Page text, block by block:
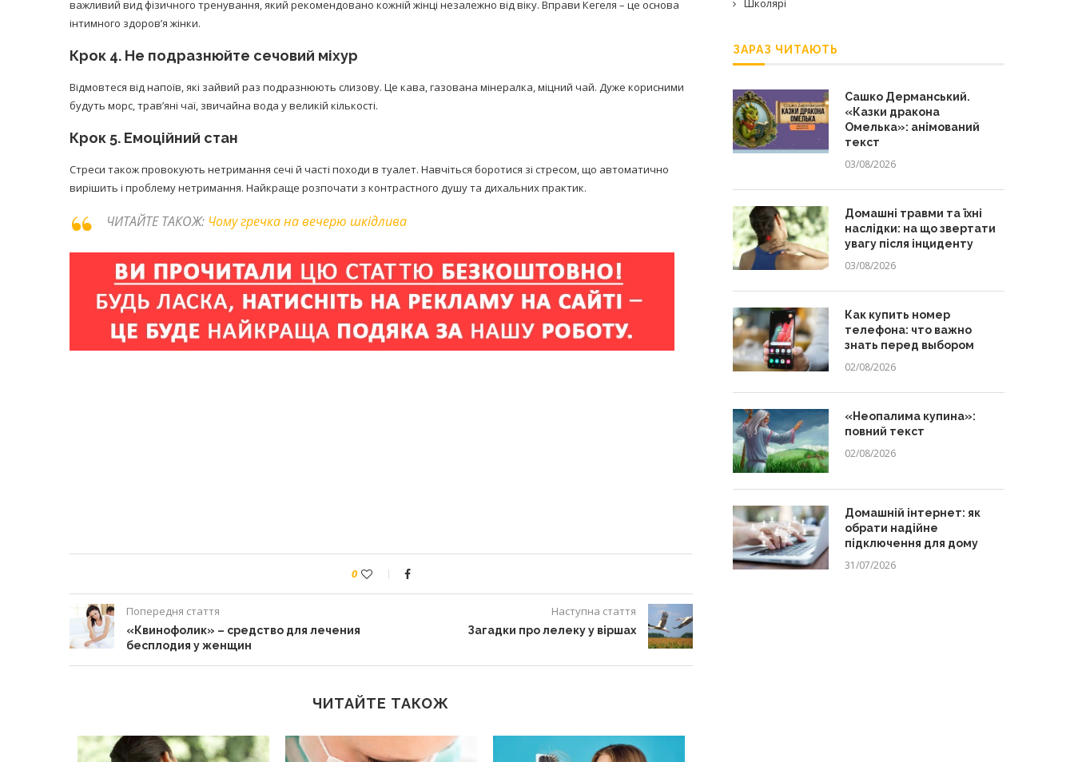
важливий вид фізичного тренування, який рекомендовано кожній жінці незалежно від віку. Вправи Кегеля – це основа
інтимного здоров’я жінки.
Крок 4. Не подразнюйте сечовий міхур
Відмовтеся від напоїв, які зайвий раз подразнюють слизову. Це кава, газована мінералка, міцний чай. Дуже корисними
будуть морс, трав’яні чаї, звичайна вода у великій кількості.
Крок 5. Емоційний стан
Стреси також провокують нетримання сечі й часті походи в туалет. Навчіться боротися зі стресом, що автоматично
вирішить і проблему нетримання. Найкраще розпочати з контрастного душу та дихальних практик.
ЧИТАЙТЕ ТАКОЖ: Чому гречка на вечерю шкідлива
0
Попередня стаття
«Квинофолик» – средство для лечения
бесплодия у женщин
Наступна стаття
Загадки про лелеку у віршах
ЧИТАЙТЕ ТАКОЖ
Школярі
ЗАРАЗ ЧИТАЮТЬ
Сашко Дерманський.
«Казки дракона
Омелька»: анімований
текст
03/08/2026
Домашні травми та їхні
наслідки: на що звертати
увагу після інциденту
03/08/2026
Как купить номер
телефона: что важно
знать перед выбором
02/08/2026
«Неопалима купина»:
повний текст
02/08/2026
Домашній інтернет: як
обрати надійне
підключення для дому
31/07/2026